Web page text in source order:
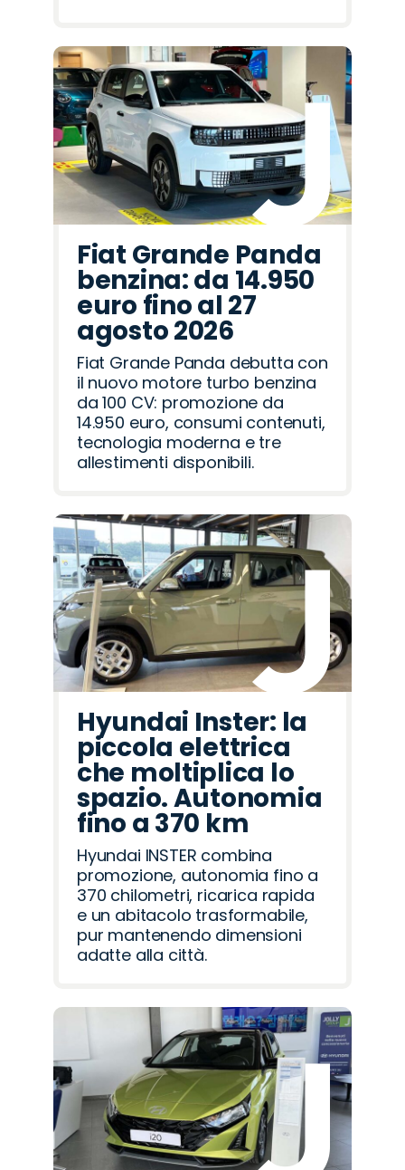
Fiat Grande Panda
benzina: da 14.950
euro fino al 27
agosto 2026
Fiat Grande Panda debutta con
il nuovo motore turbo benzina
da 100 CV: promozione da
14.950 euro, consumi contenuti,
tecnologia moderna e tre
allestimenti disponibili.
Hyundai Inster: la
piccola elettrica
che moltiplica lo
spazio. Autonomia
fino a 370 km
Hyundai INSTER combina
promozione, autonomia fino a
370 chilometri, ricarica rapida
e un abitacolo trasformabile,
pur mantenendo dimensioni
adatte alla città.